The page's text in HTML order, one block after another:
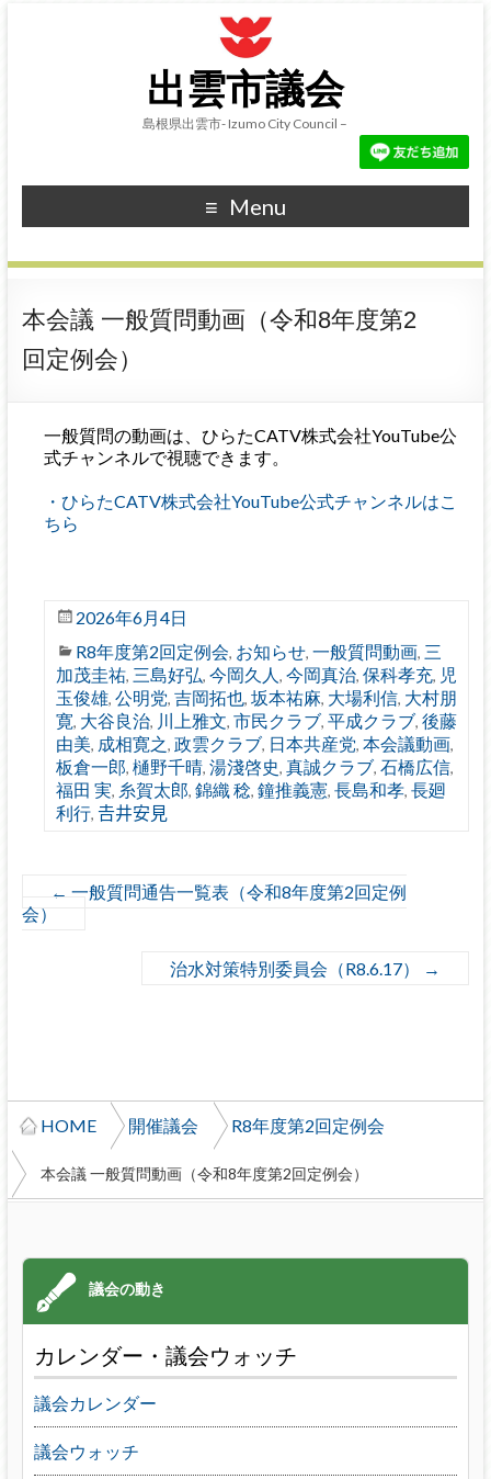
出雲市議会
島根県出雲市- Izumo City Council –
Menu
本会議 一般質問動画（令和8年度第2
回定例会）
一般質問の動画は、ひらたCATV株式会社YouTube公
式チャンネルで視聴できます。
・ひらたCATV株式会社YouTube公式チャンネルはこ
ちら
2026年6月4日
R8年度第2回定例会, お知らせ, 一般質問動画, 三
加茂圭祐, 三島好弘, 今岡久人 , 今岡真治, 保科孝充, 児
玉俊雄, 公明党, 吉岡拓也, 坂本祐麻, 大場利信, 大村朋
寛, 大谷良治, 川上雅文, 市民クラブ, 平成クラブ, 後藤
由美, 成相寛之, 政雲クラブ, 日本共産党, 本会議動画,
板倉一郎, 樋野千晴, 湯淺啓史, 真誠クラブ, 石橋広信,
福田 実, 糸賀太郎, 錦織 稔, 鐘推義憲, 長島和孝, 長廻
利行, 𠮷井安見
← 一般質問通告一覧表（令和8年度第2回定例
会）
治水対策特別委員会（R8.6.17） →
HOME 開催議会 R8年度第2回定例会
本会議 一般質問動画（令和8年度第2回定例会）
カレンダー・議会ウォッチ
議会カレンダー
議会ウォッチ